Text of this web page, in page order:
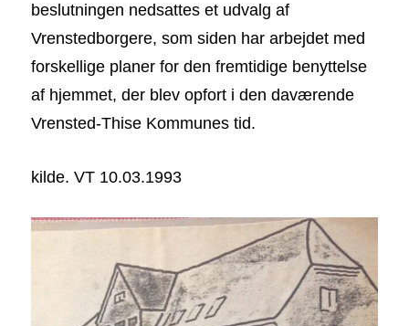
beslutningen nedsattes et udvalg af
Vrenstedborgere, som siden har arbejdet med
forskellige planer for den fremtidige benyttelse
af hjemmet, der blev opfort i den daværende
Vrensted-Thise Kommunes tid.
kilde. VT 10.03.1993